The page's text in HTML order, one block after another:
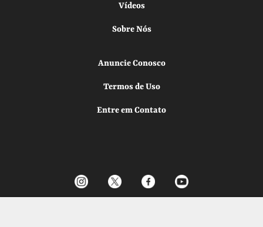
Vídeos
Sobre Nós
Anuncie Conosco
Termos de Uso
Entre em Contato